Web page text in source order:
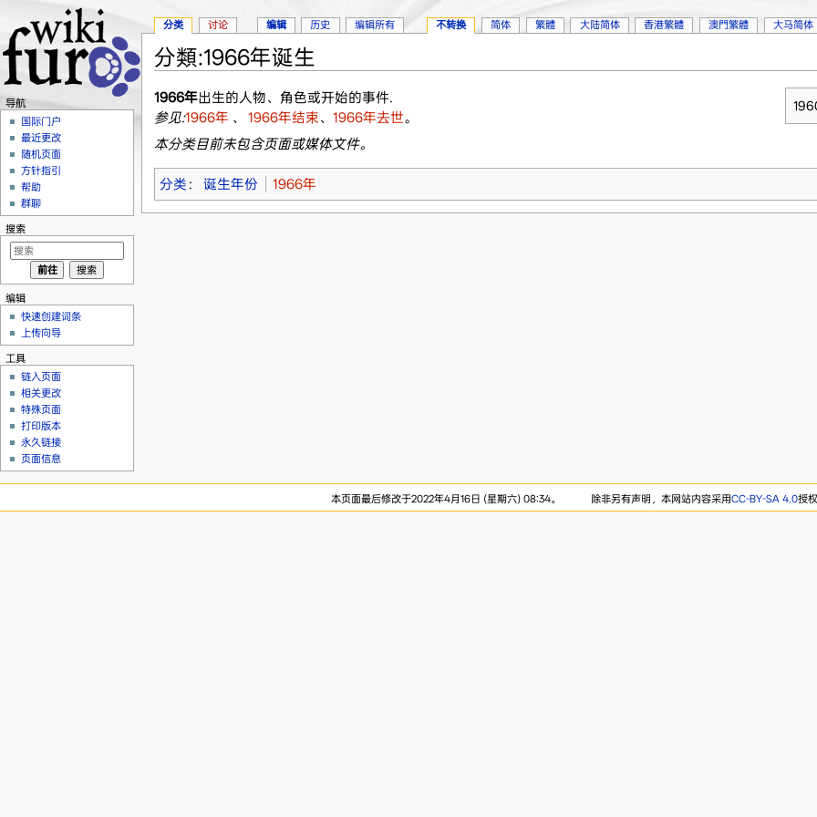
分類:1966年诞生
1966年出生的人物、角色或开始的事件.
参见:1966年 、 1966年结束、 1966年去世。
本分类目前未包含页面或媒体文件。
分类 ： 诞生年份 1966年
分类 讨论 编辑 历史 编辑所有 不转换 简体 繁體 大陆简体 香港繁體 澳門繁體 大马简体
导航
国际门户
最近更改
随机页面
方针指引
帮助
群聊
搜索
编辑
快速创建词条
上传向导
工具
链入页面
相关更改
特殊页面
打印版本
永久链接
页面信息
本页面最后修改于2022年4月16日 (星期六) 08:34。 除非另有声明，本网站内容采用CC-BY-SA 4.0授权